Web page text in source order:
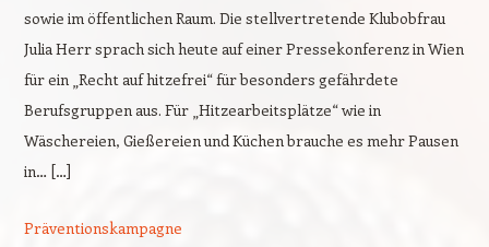
sowie im öffentlichen Raum. Die stellvertretende Klubobfrau
Julia Herr sprach sich heute auf einer Pressekonferenz in Wien
für ein „Recht auf hitzefrei“ für besonders gefährdete
Berufsgruppen aus. Für „Hitzearbeitsplätze“ wie in
Wäschereien, Gießereien und Küchen brauche es mehr Pausen
in… […]
Präventionskampagne